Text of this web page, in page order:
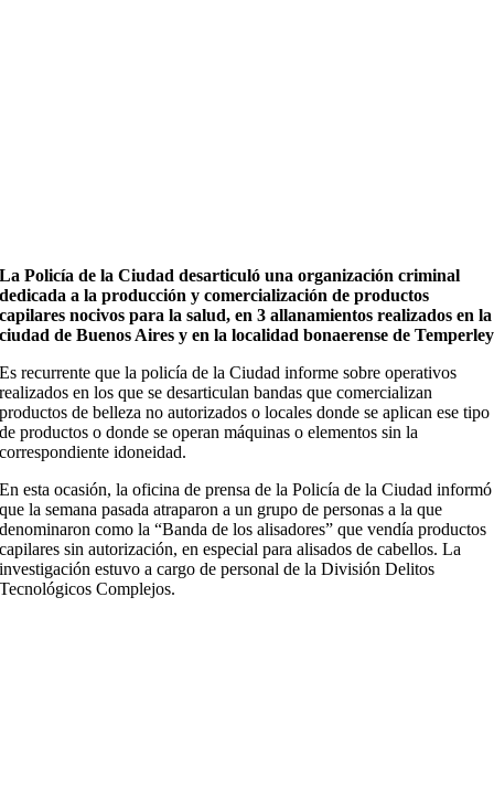
La Policía de la Ciudad desarticuló una organización criminal
dedicada a la producción y comercialización de productos
capilares nocivos para la salud, en 3 allanamientos realizados en la
ciudad de Buenos Aires y en la localidad bonaerense de Temperley
Es recurrente que la policía de la Ciudad informe sobre operativos
realizados en los que se desarticulan bandas que comercializan
productos de belleza no autorizados o locales donde se aplican ese tipo
de productos o donde se operan máquinas o elementos sin la
correspondiente idoneidad.
En esta ocasión, la oficina de prensa de la Policía de la Ciudad informó
que la semana pasada atraparon a un grupo de personas a la que
denominaron como la “Banda de los alisadores” que vendía productos
capilares sin autorización, en especial para alisados de cabellos. La
investigación estuvo a cargo de personal de la División Delitos
Tecnológicos Complejos.